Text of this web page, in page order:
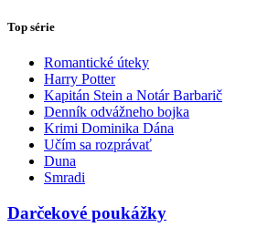
Top série
Romantické úteky
Harry Potter
Kapitán Stein a Notár Barbarič
Denník odvážneho bojka
Krimi Dominika Dána
Učím sa rozprávať
Duna
Smradi
Darčekové poukážky